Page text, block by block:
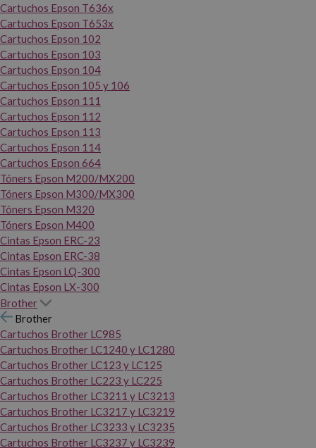
Cartuchos Epson T636x
Cartuchos Epson T653x
Cartuchos Epson 102
Cartuchos Epson 103
Cartuchos Epson 104
Cartuchos Epson 105 y 106
Cartuchos Epson 111
Cartuchos Epson 112
Cartuchos Epson 113
Cartuchos Epson 114
Cartuchos Epson 664
Tóners Epson M200/MX200
Tóners Epson M300/MX300
Tóners Epson M320
Tóners Epson M400
Cintas Epson ERC-23
Cintas Epson ERC-38
Cintas Epson LQ-300
Cintas Epson LX-300
Brother
Brother
Cartuchos Brother LC985
Cartuchos Brother LC1240 y LC1280
Cartuchos Brother LC123 y LC125
Cartuchos Brother LC223 y LC225
Cartuchos Brother LC3211 y LC3213
Cartuchos Brother LC3217 y LC3219
Cartuchos Brother LC3233 y LC3235
Cartuchos Brother LC3237 y LC3239